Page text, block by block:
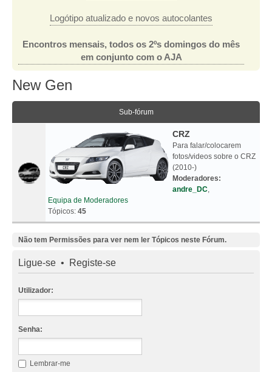
Logótipo atualizado e novos autocolantes
Encontros mensais, todos os 2ºs domingos do mês
em conjunto com o AJA
New Gen
Sub-fórum
CRZ
Para falar/colocarem
fotos/videos sobre o CRZ
(2010-)
Moderadores:
andre_DC,
Equipa de Moderadores
Tópicos: 45
Não tem Permissões para ver nem ler Tópicos neste Fórum.
Ligue-se • Registe-se
Utilizador:
Senha:
Lembrar-me